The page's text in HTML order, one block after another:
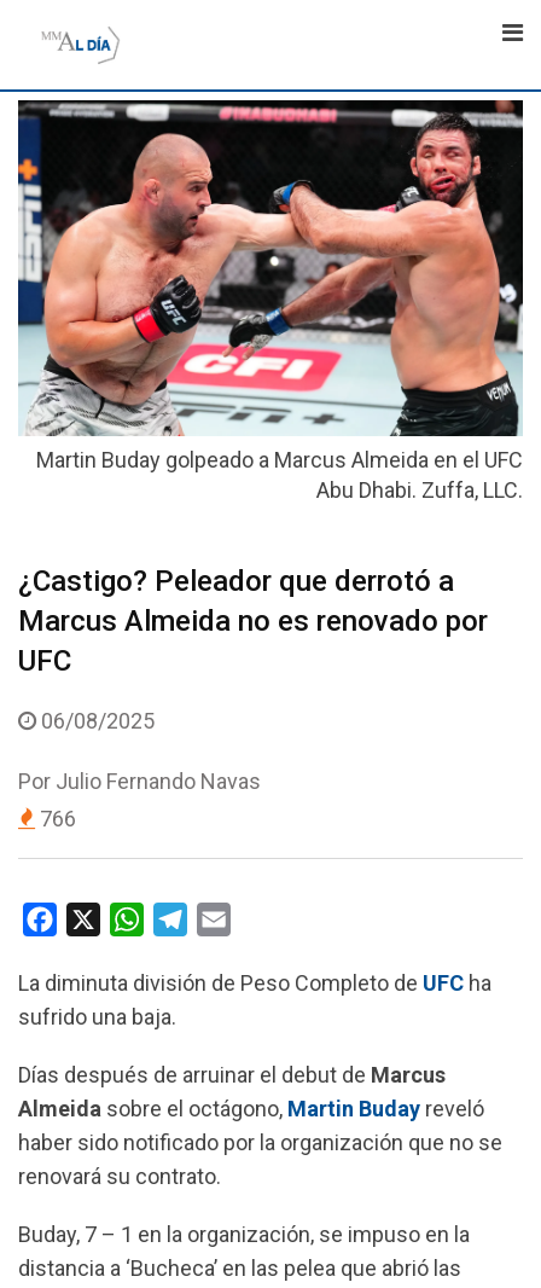
Martin Buday golpeado a Marcus Almeida en el UFC
Abu Dhabi. Zuffa, LLC.
¿Castigo? Peleador que derrotó a
Marcus Almeida no es renovado por
UFC
06/08/2025
Por Julio Fernando Navas
766
c
e
o
o
k
W
a
t
A
p
p
l
r
a
m
a
La diminuta división de Peso Completo de UFC ha
sufrido una baja.
Días después de arruinar el debut de Marcus
Almeida sobre el octágono, Martin Buday reveló
haber sido notificado por la organización que no se
renovará su contrato.
Buday, 7 – 1 en la organización, se impuso en la
distancia a ‘Bucheca’ en las pelea que abrió las